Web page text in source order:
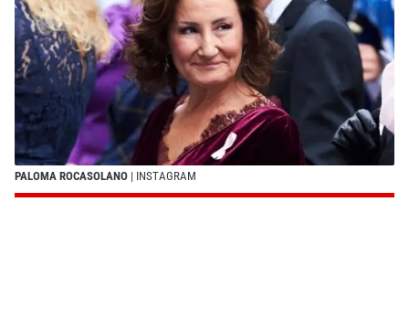
PALOMA ROCASOLANO | INSTAGRAM